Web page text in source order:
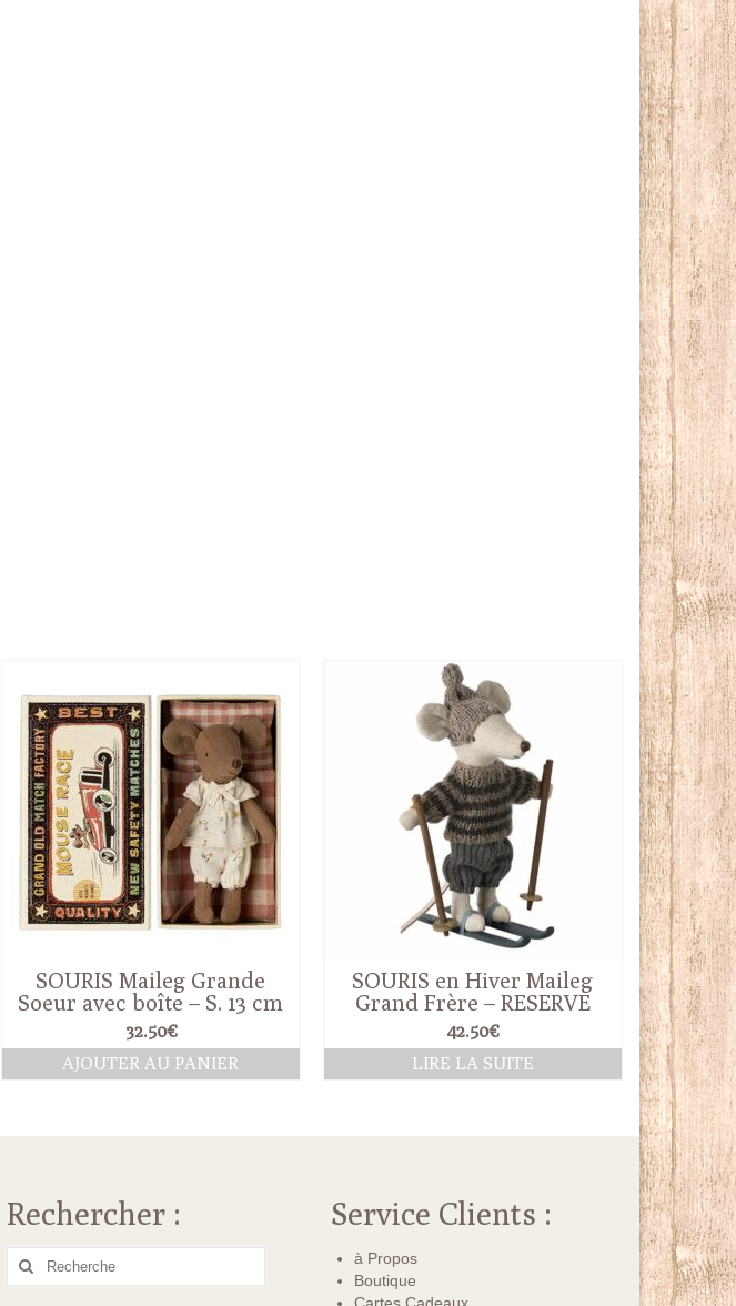
SOURIS Maileg Grande
Soeur avec boîte – S. 13 cm
32.50€
AJOUTER AU PANIER
SOURIS en Hiver Maileg
Grand Frère – RESERVE
42.50€
LIRE LA SUITE
Rechercher :
Rechercher
Service Clients :
à Propos
Boutique